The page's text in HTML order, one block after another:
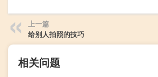
上一篇
给别人拍照的技巧
相关问题